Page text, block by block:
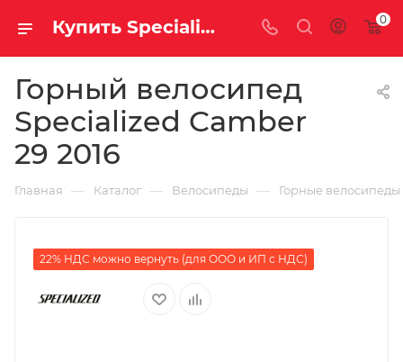
Купить Specialized Camber 29 2016 за рублей, а со скидкой 0
Горный велосипед
Specialized Camber
29 2016
Главная — Каталог — Велосипеды — Горные велосипеды
22% НДС можно вернуть (для ООО и ИП с НДС)